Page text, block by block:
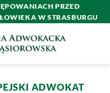
PRZED
W STRASBURGU
ADWOKAT